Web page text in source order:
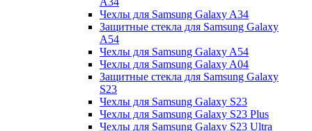
Чехлы для Samsung Galaxy A34
Защитные стекла для Samsung Galaxy
A54
Чехлы для Samsung Galaxy A54
Чехлы для Samsung Galaxy A04
Защитные стекла для Samsung Galaxy
S23
Чехлы для Samsung Galaxy S23
Чехлы для Samsung Galaxy S23 Plus
Чехлы для Samsung Galaxy S23 Ultra